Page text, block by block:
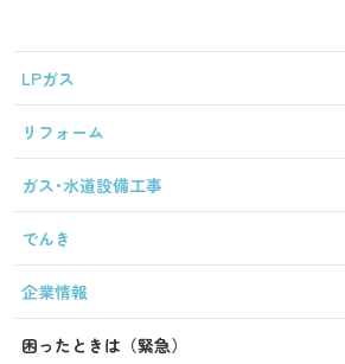
LPガス
リフォーム
ガス･水道設備工事
でんき
企業情報
困ったときは（緊急）